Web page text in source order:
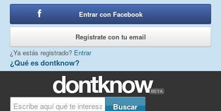
¿Qué es dontknow?
Entrar con Facebook
Regístrate con tu email
¿Ya estás registrado? Entrar